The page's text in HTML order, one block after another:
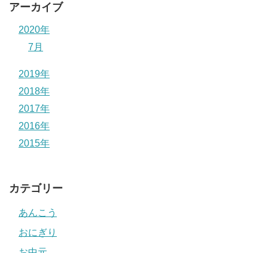
アーカイブ
2020年
7月
2019年
2018年
2017年
2016年
2015年
カテゴリー
あんこう
おにぎり